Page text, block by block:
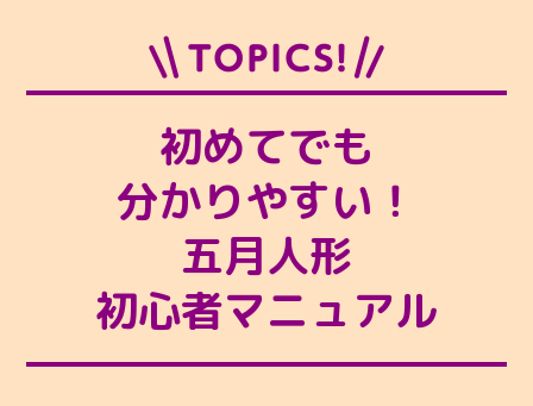
初めてでも
分かりやすい！
五月人形
初心者マニュアル